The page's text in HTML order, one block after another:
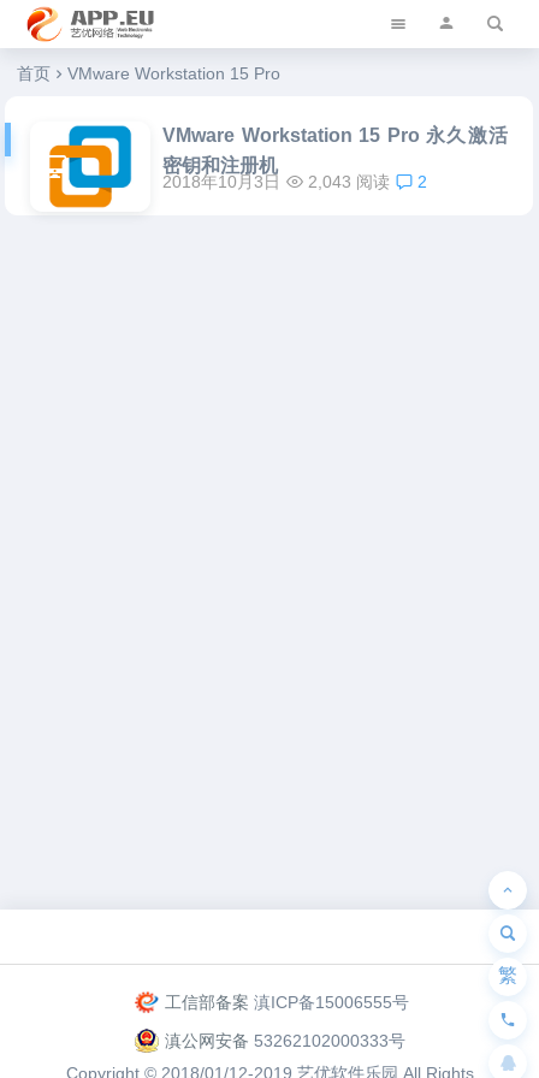
艺优软件乐园
首页 VMware Workstation 15 Pro
VMware Workstation 15 Pro 永久激活
密钥和注册机
2018年10月3日 2,043 阅读 2
工信部备案 滇ICP备15006555号
滇公网安备 53262102000333号
Copyright © 2018/01/12-2019 艺优软件乐园 All Rights
繁